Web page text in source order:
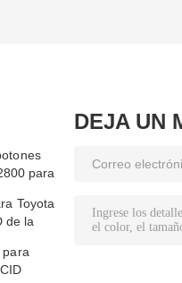
para
Toyota
de la
para
DEJA UN